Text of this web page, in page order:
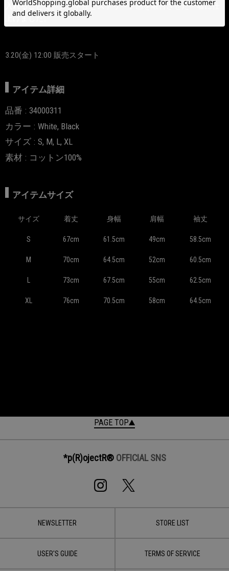
入れることで、アート性とストリート感を融合させた一着に仕
上げました。
3.20(金) 12:00 販売スタート
アイテム詳細
品番
34000311
カラー
White, Black
サイズ
S, M, L, XL
素材
コットン100%
アイテムサイズ
サイズ 着丈 身幅 肩幅 袖丈
S 67cm 61.5cm 49cm 58.5cm
M 70cm 64.5cm 52cm 60.5cm
73cm 67.5cm 55cm 62.5cm
XL 76cm 70.5cm 58cm 64.5cm
PAGE TOP
*p(R)ojectR® OFFICIAL SNS
NEWSLETTER STORE LIST
USER'S GUIDE TERMS OF SERVICE